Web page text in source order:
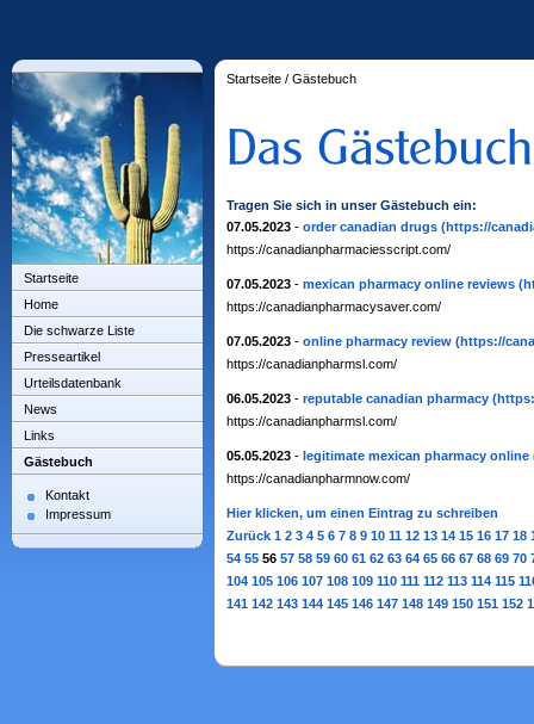
Startseite
Home
Die schwarze Liste
Presseartikel
Urteilsdatenbank
News
Links
Gästebuch
Kontakt
Impressum
Startseite / Gästebuch
Tragen Sie sich in unser Gästebuch ein:
07.05.2023 - order canadian drugs (https://
https://canadianpharmaciesscript.com/
07.05.2023 - mexican pharmacy online reviews
https://canadianpharmacysaver.com/
07.05.2023 - online pharmacy review (https://
https://canadianpharmsl.com/
06.05.2023 - reputable canadian pharmacy
https://canadianpharmsl.com/
05.05.2023 - legitimate mexican pharmacy online
https://canadianpharmnow.com/
Hier klicken, um einen Eintrag zu schreiben
Zurück 1 2 3 4 5 6 7 8 9 10 11 12 13 14 15 16 17 18
54 55 56 57 58 59 60 61 62 63 64 65 66 67 68 69 70
104 105 106 107 108 109 110 111 112 113 114 115
141 142 143 144 145 146 147 148 149 150 151 152